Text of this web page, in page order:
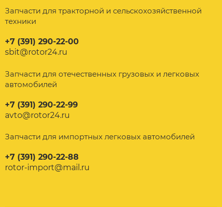
Запчасти для тракторной и сельскохозяйственной
техники
+7 (391) 290-22-00
sbit@rotor24.ru
Запчасти для отечественных грузовых и легковых
автомобилей
+7 (391) 290-22-99
avto@rotor24.ru
Запчасти для импортных легковых автомобилей
+7 (391) 290-22-88
rotor-import@mail.ru